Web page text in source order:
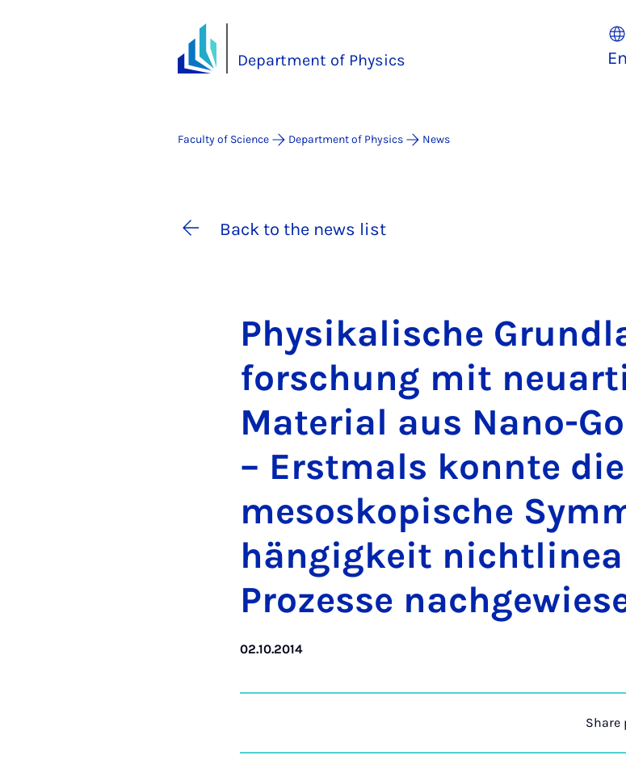
Department of Physics
Faculty of Science Department of Physics News
Back to the news list
Physikalis­che
forschung mit
Ma­ter­i­al aus Nano-
– Er­st­mals kon­nte die
mesoskopis­che
hängigkeit
Prozesse
02.10.2014
Share